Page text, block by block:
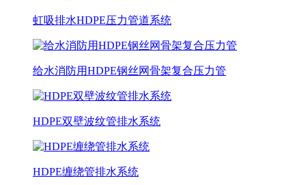
虹吸排水HDPE压力管道系统
给水消防用HDPE钢丝网骨架复合压力管
HDPE双壁波纹管排水系统
HDPE缠绕管排水系统